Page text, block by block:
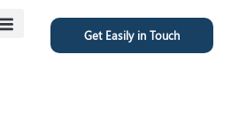
Get Easily in Touch